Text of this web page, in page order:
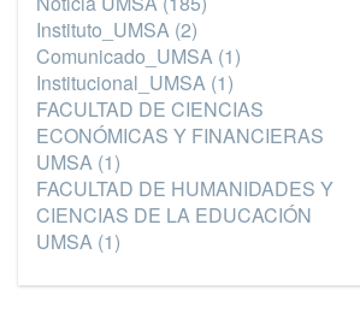
Instituto_UMSA (2)
Comunicado_UMSA (1)
Institucional_UMSA (1)
FACULTAD DE CIENCIAS
ECONÓMICAS Y FINANCIERAS
UMSA (1)
FACULTAD DE HUMANIDADES Y
CIENCIAS DE LA EDUCACIÓN
UMSA (1)